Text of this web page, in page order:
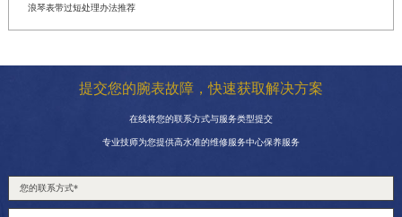
浪琴表带过短处理办法推荐
提交您的腕表故障，快速获取解决方案
在线将您的联系方式与服务类型提交
专业技师为您提供高水准的维修服务中心保养服务